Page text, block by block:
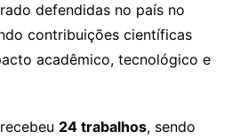
defendidas no país no
contribuições científicas
acadêmico, tecnológico e
24 trabalhos, sendo